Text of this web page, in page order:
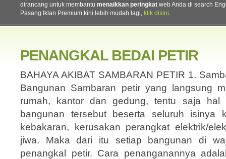
dirancang untuk membantu menaikkan peringkat web Anda di search
Pasang Iklan Premium kini lebih mudah lagi, klik disini.
PENANGKAL BEDAI PETIR
BAHAYA AKIBAT SAMBARAN PETIR 1.
Bangunan Sambaran petir yang langsung
rumah, kantor dan gedung, tentu saja hal
bangunan tersebut beserta seluruh isinya
kebakaran, kerusakan perangkat elektrik/
jiwa. Maka dari itu setiap bangunan di
penangkal petir. Cara penanganannya